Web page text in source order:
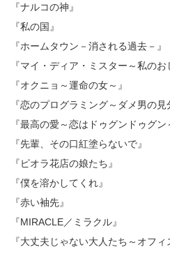
『ナルコの神』
『私の国』
『ホームタウン－消される過去－』
『マイ・ディア・ミスター～私のお
『オクニョ～運命の女～』
『恋のプログラミング～ダメ男の見
『最高の愛～恋はドゥグンドゥグン
『先輩、その口紅塗らないで』
『ピオラ花店の娘たち』
『僕を溶かしてくれ』
『赤い袖先』
『MIRACLE／ミラクル』
『大丈夫じゃない大人たち～オフィ